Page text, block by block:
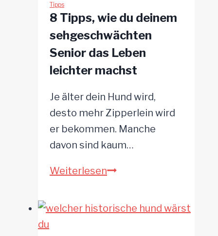
Studie
beweist,
dass
wenige
streicheln
am
Tag
das
Wohlbefinden
verbessern
Tipps
8 Tipps, wie du deinem
sehgeschwächten
Senior das Leben
leichter machst
Je älter dein Hund wird,
desto mehr Zipperlein wird
er bekommen. Manche
davon sind kaum…
Weiterlesen8
wie